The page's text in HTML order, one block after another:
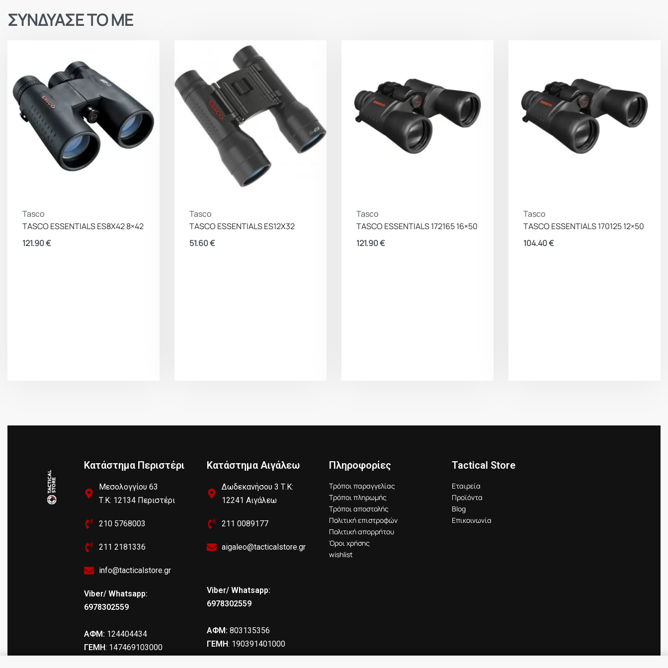
ΣΥΝΔΥΑΣΕ ΤΟ ΜΕ
Tasco
TASCO ESSENTIALS ES8X42 8×42
121.90€
Tasco
TASCO ESSENTIALS ES12X32
51.60€
Tasco
TASCO ESSENTIALS 172165 16×50
121.90€
Tasco
TASCO ESSENTIALS 170125 12×50
104.40€
Κατάστημα Περιστέρι
Μεσολογγίου 63
Τ.Κ: 12134 Περιστέρι
210 5768003
211 2181336
info@tacticalstore.gr
Viber/ Whatsapp:
6978302559
ΑΦΜ: 124404434
ΓΕΜΗ: 147469103000
Κατάστημα Αιγάλεω
Δωδεκανήσου 3 Τ.Κ:
12241 Αιγάλεω
211 0089177
aigaleo@tacticalstore.gr
Viber/ Whatsapp:
6978302559
ΑΦΜ: 803135356
ΓΕΜΗ: 190391401000
Πληροφορίες
Τρόποι παραγγελίας
Τρόποι πληρωμής
Τρόποι αποστολής
Πολιτική επιστροφών
Πολιτική απορρήτου
Όροι χρήσης
wishlist
Tactical Store
Εταιρεία
Προϊόντα
Blog
Επικοινωνία